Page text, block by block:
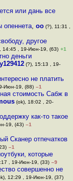
или дань все
опеннета, оо(?), 11:31 ,
другое
14:45 , 19-Июн-19, (63) +1
деньги
(?), 15:13 , 19-
не платить
Июн-19, (88) –1
стоимость Сабж в
(ok), 18:02 , 20-
как-то такое
19, (43) –1
Сканер отпечатков
–1
которые
, 19-Июн-19, (33) –9
совершенно не
12:29 , 19-Июн-19, (37)